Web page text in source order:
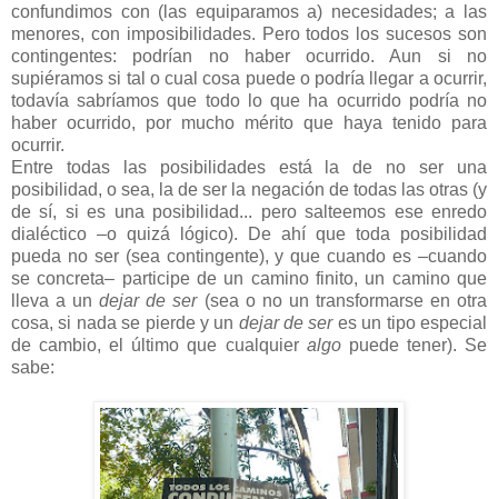
confundimos con (las equiparamos a) necesidades; a las
menores, con imposibilidades. Pero todos los sucesos son
contingentes: podrían no haber ocurrido. Aun si no
supiéramos si tal o cual cosa puede o podría llegar a ocurrir,
todavía sabríamos que todo lo que ha ocurrido podría no
haber ocurrido, por mucho mérito que haya tenido para
ocurrir.
Entre todas las posibilidades está la de no ser una
posibilidad, o sea, la de ser la negación de todas las otras (y
de sí, si es una posibilidad... pero salteemos ese enredo
dialéctico –o quizá lógico). De ahí que toda posibilidad
pueda no ser (sea contingente), y que cuando es –cuando
se concreta– participe de un camino finito, un camino que
lleva a undejar de ser(sea o no un transformarse en otra
cosa, si nada se pierde y un dejar de seres un tipo especial
de cambio, el último que cualquier algopuede tener). Se
sabe: